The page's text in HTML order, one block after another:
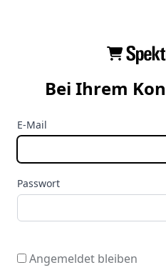
Bei Ihrem
E-Mail
Passwort
Angemeldet bleiben